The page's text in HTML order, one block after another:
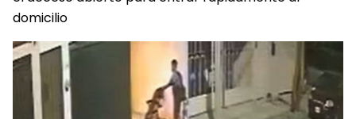
domicilio